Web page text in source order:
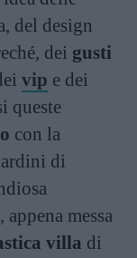
del design
dei gusti
vip e dei
queste
con la
di
, appena messa
villa di